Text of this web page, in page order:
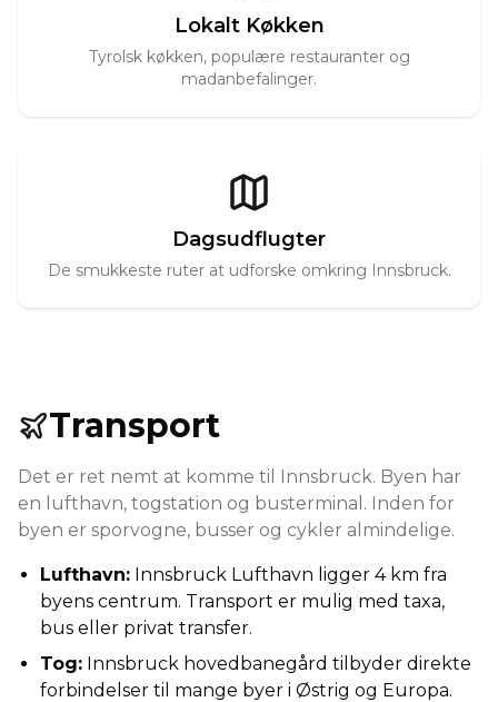
Lokalt Køkken
Tyrolsk køkken, populære restauranter og
madanbefalinger.
Dagsudflugter
De smukkeste ruter at udforske omkring Innsbruck.
Transport
Det er ret nemt at komme til Innsbruck. Byen har
en lufthavn, togstation og busterminal. Inden for
byen er sporvogne, busser og cykler almindelige.
Lufthavn: Innsbruck Lufthavn ligger 4 km fra
byens centrum. Transport er mulig med taxa,
bus eller privat transfer.
Tog: Innsbruck hovedbanegård tilbyder direkte
forbindelser til mange byer i Østrig og Europa.